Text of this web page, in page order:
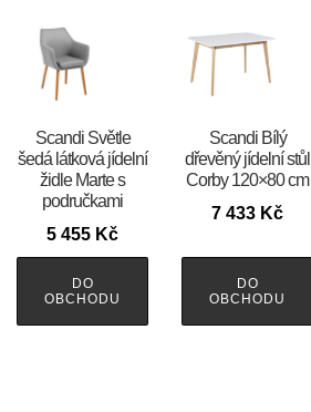
Scandi Světle
šedá látková jídelní
židle Marte s
područkami
5 455 Kč
DO
OBCHODU
Scandi Bílý
dřevěný jídelní stůl
Corby 120×80 cm
7 433 Kč
DO
OBCHODU